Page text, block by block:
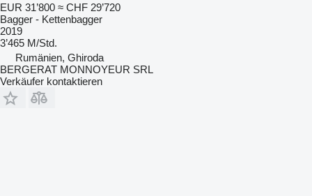
EUR 31’800 ≈ CHF 29’720
Bagger - Kettenbagger
2019
3’465 M/Std.
Rumänien, Ghiroda
BERGERAT MONNOYEUR SRL
Verkäufer kontaktieren